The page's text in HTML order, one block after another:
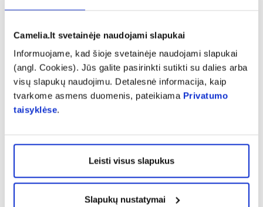
Camelia.lt svetainėje naudojami slapukai
Informuojame, kad šioje svetainėje naudojami slapukai
(angl. Cookies). Jūs galite pasirinkti sutikti su dalies arba
visų slapukų naudojimu. Detalesnė informacija, kaip
tvarkome asmens duomenis, pateikiama Privatumo
taisyklėse.
Leisti visus slapukus
Slapukų nustatymai
NepageidaujamaR@vvkt.lt) arba nemokamu
telefonu 8 800 73 568. Pranešdami apie šalutinį
poveikį galite mums padėti gauti daugiau
informacijos apie šio vaisto saugumą.
Kaip laikyti PANANGIN
Šį vaistą laikykite vaikams nepastebimoje ir
Laikyti gamintojo pakuotėje, kad vaistas būtų
apsaugotas nuo drėgmės.
Ant dėžutės, buteliuko ar lizdinės plokštelės po